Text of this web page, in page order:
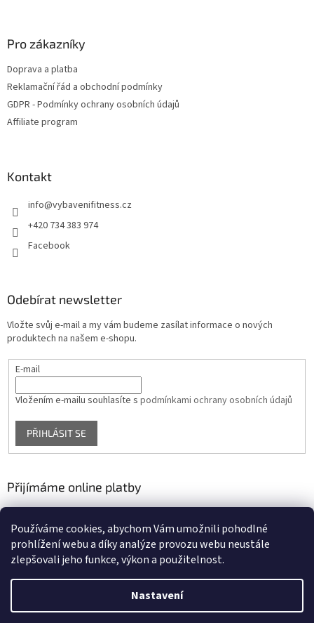
Používáme cookies, abychom Vám umožnili pohodlné
prohlížení webu a díky analýze provozu webu neustále
zlepšovali jeho funkce, výkon a použitelnost.
Nastavení
Pro zákazníky
Doprava a platba
Reklamační řád a obchodní podmínky
GDPR - Podmínky ochrany osobních údajů
Affiliate program
Kontakt
info@vybavenifitness.cz
+420 734 383 974
Facebook
Odebírat newsletter
Vložte svůj e-mail a my vám budeme zasílat informace o nových
produktech na našem e-shopu.
E-mail
Vložením e-mailu souhlasíte s podmínkami ochrany osobních údajů
PŘIHLÁSIT SE
Přijímáme online platby
Vytvořil Shoptet